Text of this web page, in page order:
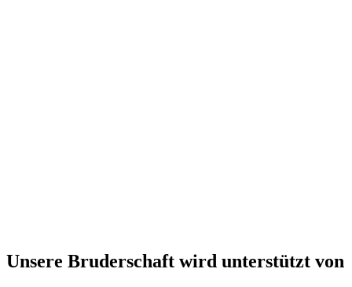
Unsere Bruderschaft wird unterstützt von